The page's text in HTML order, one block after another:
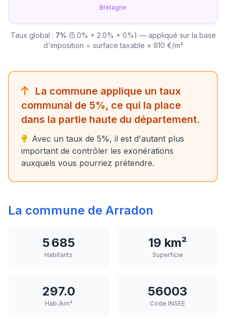
Bretagne
Taux global : 7% (5.0% + 2.0% + 0%) — appliqué sur la base
d'imposition = surface taxable × 910 €/m²
La commune applique un taux
communal de 5%, ce qui la place
dans la partie haute du département.
Avec un taux de 5%, il est d'autant plus
important de contrôler les exonérations
auxquels vous pourriez prétendre.
La commune de Arradon
5 685
Habitants
19 km²
Superficie
297.0
Hab./km²
56003
Code INSEE